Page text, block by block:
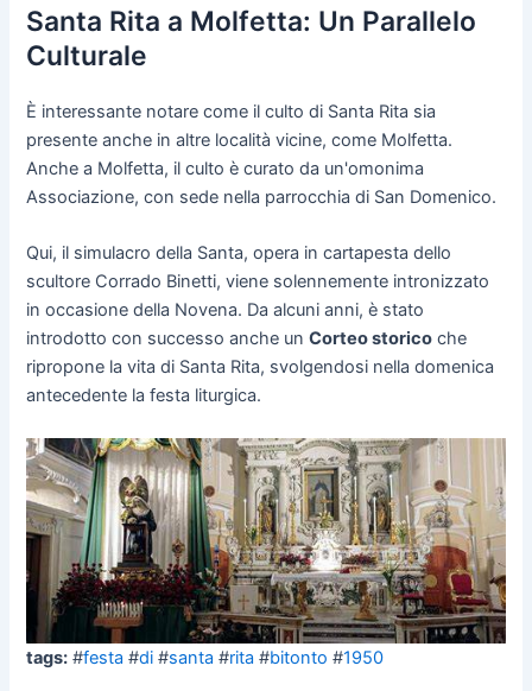
Santa Rita a Molfetta: Un Parallelo
Culturale
È interessante notare come il culto di Santa Rita sia
presente anche in altre località vicine, come Molfetta.
Anche a Molfetta, il culto è curato da un'omonima
Associazione, con sede nella parrocchia di San Domenico.
Qui, il simulacro della Santa, opera in cartapesta dello
scultore Corrado Binetti, viene solennemente intronizzato
in occasione della Novena. Da alcuni anni, è stato
introdotto con successo anche unCorteo storico che
ripropone la vita di Santa Rita, svolgendosi nella domenica
antecedente la festa liturgica.
tags: #festa #di #santa #rita #bitonto #1950